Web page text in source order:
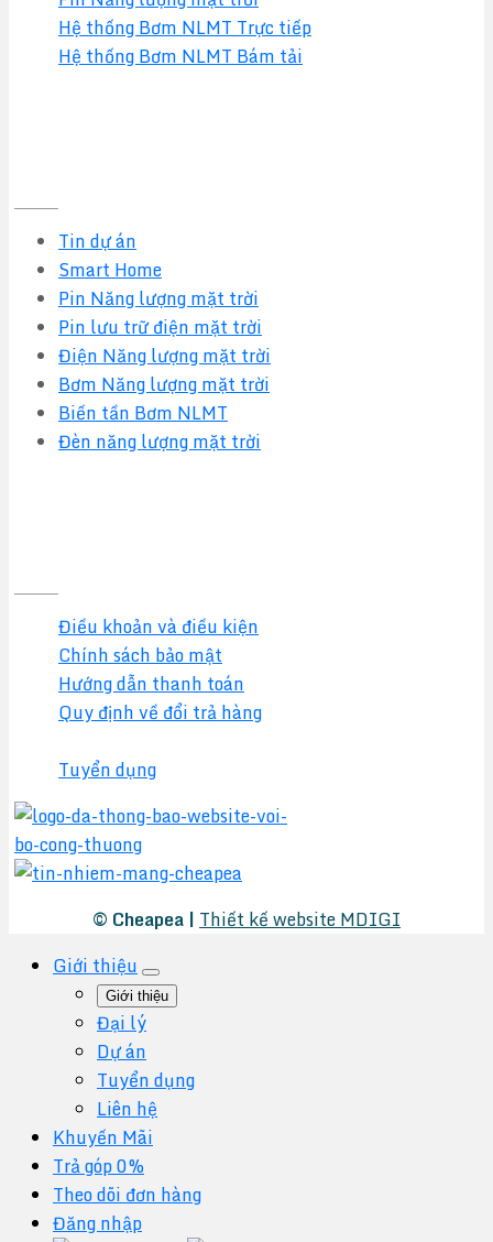
Hệ thống Bơm NLMT Trực tiếp
Hệ thống Bơm NLMT Bám tải
Tin dự án
Smart Home
Pin Năng lượng mặt trời
Pin lưu trữ điện mặt trời
Điện Năng lượng mặt trời
Bơm Năng lượng mặt trời
Biến tần Bơm NLMT
Đèn năng lượng mặt trời
Điều khoản và điều kiện
Chính sách bảo mật
Hướng dẫn thanh toán
Quy định về đổi trả hàng
Tuyển dụng
© Cheapea | Thiết kế website MDIGI
Giới thiệu
Giới thiệu
Đại lý
Dự án
Tuyển dụng
Liên hệ
Khuyến Mãi
Trả góp 0%
Theo dõi đơn hàng
Đăng nhập